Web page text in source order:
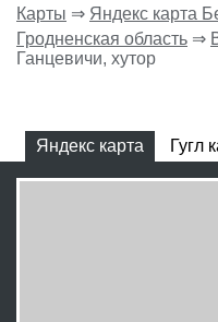
Карты ⇒ Яндекс карта
Гродненская область ⇒
Ганцевичи, хутор
Яндекс карта Гугл